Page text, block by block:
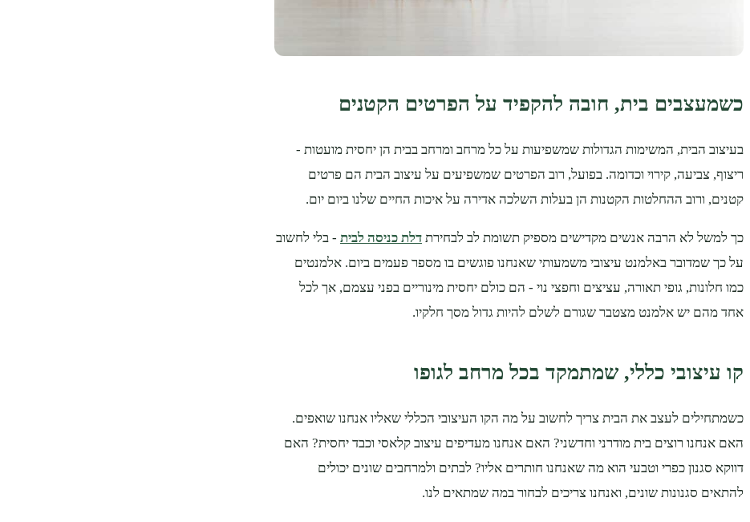
כשמעצבים בית, חובה להקפיד על הפרטים הקטנים
בעיצוב הבית, המשימות הגדולות שמשפיעות על כל מרחב ומרחב בבית הן יחסית מועטות -
ריצוף, צביעה, קירוי וכדומה. בפועל, רוב הפרטים שמשפיעים על עיצוב הבית הם פרטים
קטנים, ורוב ההחלטות הקטנות הן בעלות השלכה אדירה על איכות החיים שלנו ביום יום.
כך למשל לא הרבה אנשים מקדישים מספיק תשומת לב לבחירת דלת כניסה לבית - בלי לחשוב
על כך שמדובר באלמנט עיצובי משמעותי שאנחנו פוגשים בו מספר פעמים ביום. אלמנטים
כמו חלונות, גופי תאורה, עציצים וחפצי נוי - הם כולם יחסית מינוריים בפני עצמם, אך לכל
אחד מהם יש אלמנט מצטבר שגורם לשלם להיות גדול מסך חלקיו.
קו עיצובי כללי, שמתמקד בכל מרחב לגופו
כשמתחילים לעצב את הבית צריך לחשוב על מה הקו העיצובי הכללי שאליו אנחנו שואפים.
האם אנחנו רוצים בית מודרני וחדשני? האם אנחנו מעדיפים עיצוב קלאסי וכבד יחסית? האם
דווקא סגנון כפרי וטבעי הוא מה שאנחנו חותרים אליו? לבתים ולמרחבים שונים יכולים
להתאים סגנונות שונים, ואנחנו צריכים לבחור במה שמתאים לנו.